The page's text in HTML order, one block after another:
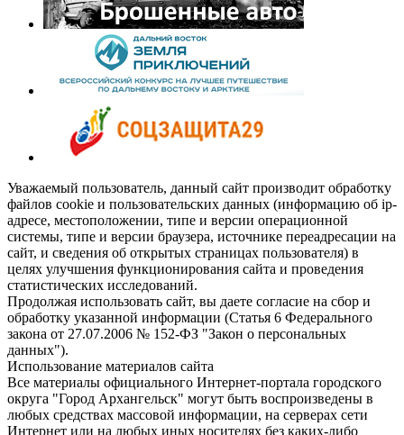
Уважаемый пользователь, данный сайт производит обработку
файлов cookie и пользовательских данных (информацию об ip-
адресе, местоположении, типе и версии операционной
системы, типе и версии браузера, источнике переадресации на
сайт, и сведения об открытых страницах пользователя) в
целях улучшения функционирования сайта и проведения
статистических исследований.
Продолжая использовать сайт, вы даете согласие на сбор и
обработку указанной информации (Статья 6 Федерального
закона от 27.07.2006 № 152-ФЗ "Закон о персональных
данных").
Использование материалов сайта
Все материалы официального Интернет-портала городского
округа "Город Архангельск" могут быть воспроизведены в
любых средствах массовой информации, на серверах сети
Интернет или на любых иных носителях без каких-либо